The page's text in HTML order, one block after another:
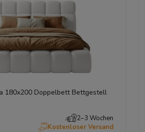
180x200 Doppelbett Bettgestell
2–3 Wochen
Kostenloser Versand